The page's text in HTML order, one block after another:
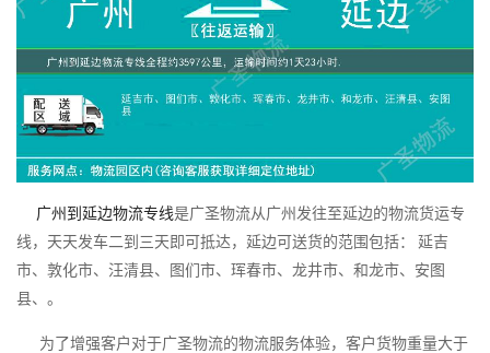
广州到延边物流专线是广圣物流从广州发往至延边的物流货运专
线，天天发车二到三天即可抵达，延边可送货的范围包括： 延吉
市、敦化市、汪清县、图们市、珲春市、龙井市、和龙市、安图
县、。
为了增强客户对于广圣物流的物流服务体验，客户货物重量大于